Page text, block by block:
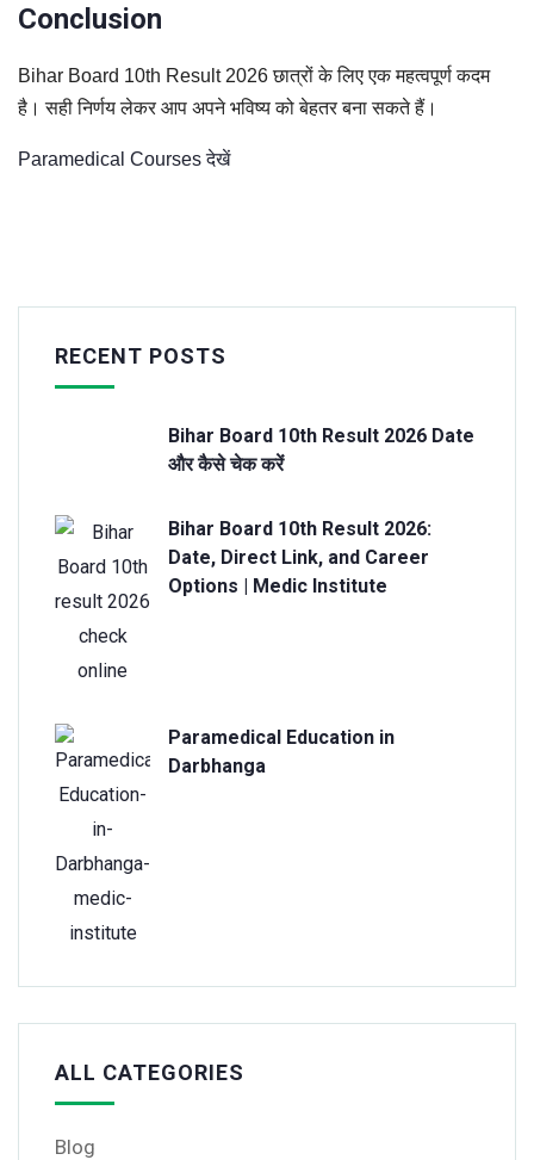
Conclusion
Bihar Board 10th Result 2026 छात्रों के लिए एक महत्वपूर्ण कदम
है। सही निर्णय लेकर आप अपने भविष्य को बेहतर बना सकते हैं।
Paramedical Courses देखें
RECENT POSTS
Bihar Board 10th Result 2026 Date
और कैसे चेक करें
Bihar Board 10th Result 2026:
Date, Direct Link, and Career
Options | Medic Institute
Paramedical Education in
Darbhanga
ALL CATEGORIES
Blog